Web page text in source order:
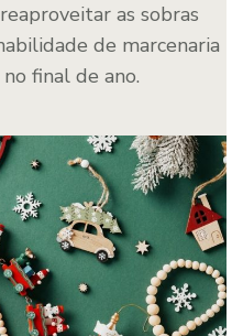
as sobras
de marcenaria
final de ano.